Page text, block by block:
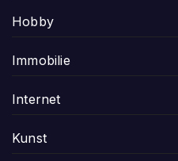
Hobby
Immobilie
Internet
Kunst